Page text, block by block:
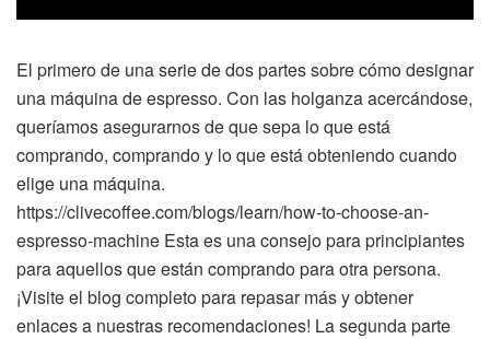
El primero de una serie de dos partes sobre cómo designar
una máquina de espresso. Con las holganza acercándose,
queríamos asegurarnos de que sepa lo que está
comprando, comprando y lo que está obteniendo cuando
elige una máquina.
https://clivecoffee.com/blogs/learn/how-to-choose-an-
espresso-machine Esta es una consejo para principiantes
para aquellos que están comprando para otra persona.
¡Visite el blog completo para repasar más y obtener
enlaces a nuestras recomendaciones! La segunda parte